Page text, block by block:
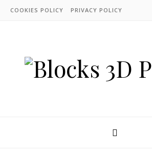
COOKIES POLICY PRIVACY POLICY